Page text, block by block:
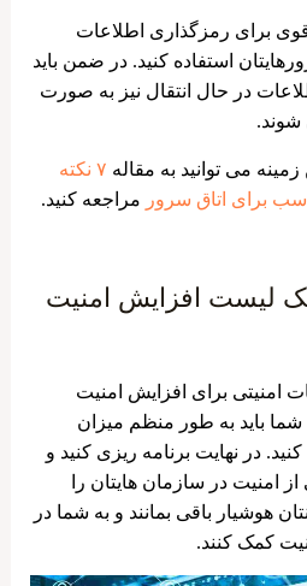
قوی برای رمزگذاری اطلاعات
استفاده کنید. در ضمن باید
در حال انتقال نیز به صورت
می توانید به مقاله ۷نکته
برای اتاق سرور مراجعه کنید.
لیست افزایش امنیت
امنیتی برای افزایش امنیت
باید به طور منظم میزان
در نهایت برنامه ریزی کنید و
امنیت در سازمان ‌هایتان را
هوشیار باقی بمانند و به شما در
کمک کنند.